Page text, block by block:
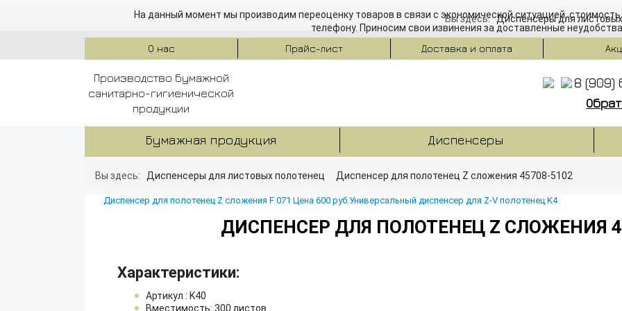
На данный момент мы производим переоценку товаров в связи с экономической ситуацией,
телефону. Приносим свои извинения за доставленные неудобства
Вы здесь: Диспенсеры для
О нас Прайс-лист Доставка и оплата
Производство бумажной
санитарно-гигиенической
продукции
8 (909)
Бумажная продукция Диспенсеры
Вы здесь: Диспенсеры для листовых полотенец Диспенсер для полотенец Z сложения 45708-5102
Диспенсер для полотенец Z сложения F 071 Цена 600 руб.Универсальный диспенсер для Z-V полотенец K4
ДИСПЕНСЕР ДЛЯ ПОЛОТЕНЕЦ Z СЛОЖЕНИЯ
Характеристики:
Артикул : K40
Вместимость: 300 листов